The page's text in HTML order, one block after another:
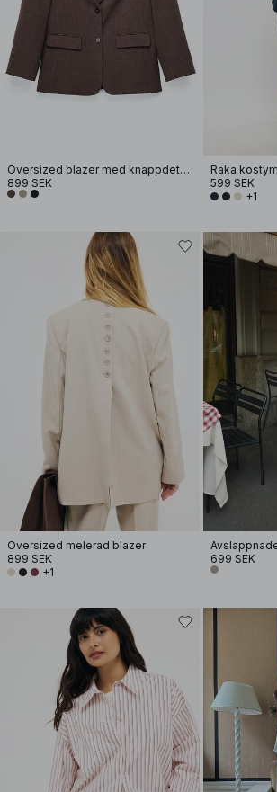
Oversized blazer med knappdetalj i ryggen
899 SEK
599 SEK
+1
Oversized melerad blazer
899 SEK
+1
699 SEK